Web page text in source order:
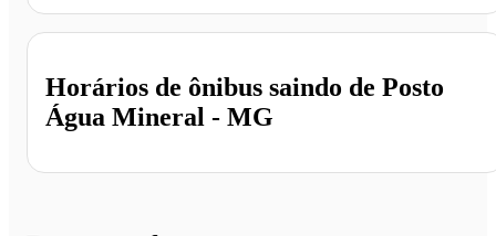
Horários de ônibus saindo de Posto
Água Mineral - MG